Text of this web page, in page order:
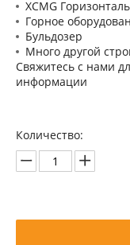
XCMG
Горное
Бульдозер
Много другой
Свяжитесь с нами
информации
Количество: